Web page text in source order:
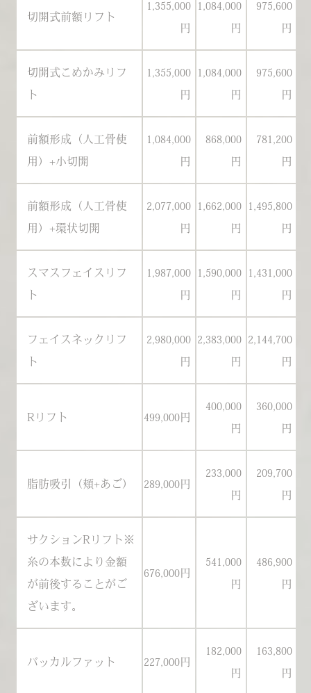
切開式前額リフト
1,355,000
円
1,084,000
円
975,600
円
切開式こめかみリフ
ト
1,355,000
円
1,084,000
円
975,600
円
前額形成（人工骨使
用）+小切開
1,084,000
円
868,000
円
781,200
円
前額形成（人工骨使
用）+環状切開
2,077,000
円
1,662,000
円
1,495,800
円
スマスフェイスリフ
ト
1,987,000
円
1,590,000
円
1,431,000
円
フェイスネックリフ
ト
2,980,000
円
2,383,000
円
2,144,700
円
Rリフト 499,000円
400,000
円
360,000
円
脂肪吸引（頬+あご） 289,000円
233,000
円
209,700
円
サクションRリフト※
糸の本数により金額
が前後することがご
ざいます。
676,000円
541,000
円
486,900
円
バッカルファット 227,000円
182,000
円
163,800
円